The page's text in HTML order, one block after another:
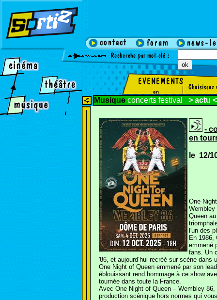
en
cinema
Musique concerts festival > actu <
-
en
le 12/
One
Wembley
Queen
l'un des
En 1986,
emmené
fans. Un
'86, et aujourd’hui recréé sur scène
One Night of Queen emmené par son
éblouissant rend hommage à ce show
tournée dans toute la France.
Avec One Night of Queen – Wembley
production scénique hors normes qui